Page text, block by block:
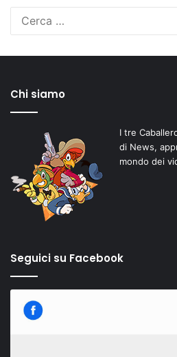
Chi siamo
I tre
di News,
mondo dei
Seguici su Facebook